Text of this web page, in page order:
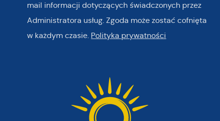
mail informacji dotyczących świadczonych przez
Administratora usług. Zgoda może zostać cofnięta
w każdym czasie. Polityka prywatności